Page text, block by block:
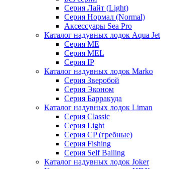
Серия Лайт (Light)
Серия Нормал (Normal)
Аксессуары Sea Pro
Каталог надувных лодок Aqua Jet
Серия ME
Серия MEL
Серия IP
Каталог надувных лодок Marko
Серия Зверобой
Серия Эконом
Серия Барракуда
Каталог надувных лодок Liman
Серия Classic
Серия Light
Серия CP (гребные)
Серия Fishing
Серия Self Bailing
Каталог надувных лодок Joker